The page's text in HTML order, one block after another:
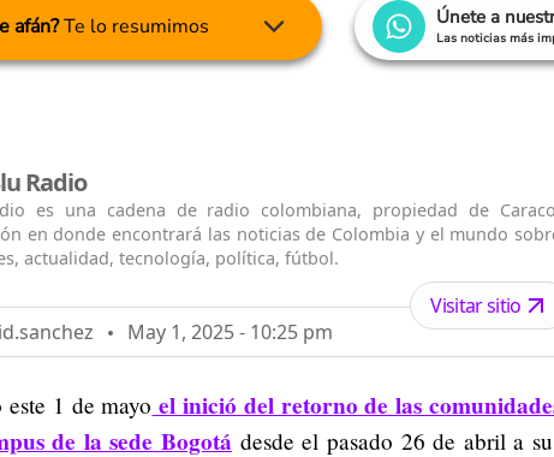
afán?Te lo resumimos Únete a
Las noticias más
Radio
es una cadena de radio colombiana, propiedad de
en donde encontrará las noticias de Colombia y el mundo
actualidad, tecnología, política, fútbol.
May 1, 2025 - 10:25 pm
Visitar sitio
1 de mayo el inició del retorno de las
de la sede Bogotá desde el pasado 26 de abril a